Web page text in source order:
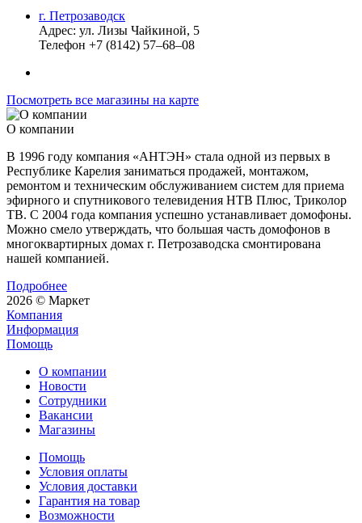
г. Петрозаводск
Адрес: ул. Лизы Чайкиной, 5
Телефон +7 (8142) 57–68–08
Посмотреть все магазины на карте
О компании
В 1996 году компания «АНТЭН» стала одной из первых в
Республике Карелия заниматься продажей, монтажом,
ремонтом и техническим обслуживанием систем для приема
эфирного и спутникового телевидения НТВ Плюс, Триколор
ТВ. С 2004 года компания успешно устанавливает домофоны.
Можно смело утверждать, что большая часть домофонов в
многоквартирных домах г. Петрозаводска смонтирована
нашей компанией.
Подробнее
2026 © Маркет
Компания
Информация
Помощь
О компании
Новости
Сотрудники
Вакансии
Магазины
Помощь
Условия оплаты
Условия доставки
Гарантия на товар
Возможности